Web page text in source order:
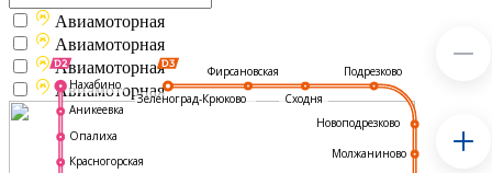
Фирсановская
Сходня
Подрезково
Новоподрезково
Молжаниново
Нахабино
Аникеевка
Опалиха
Красногорская
Зеленоград-Крюково
Авиамоторная
Авиамоторная
Авиамоторная
Авиамоторная